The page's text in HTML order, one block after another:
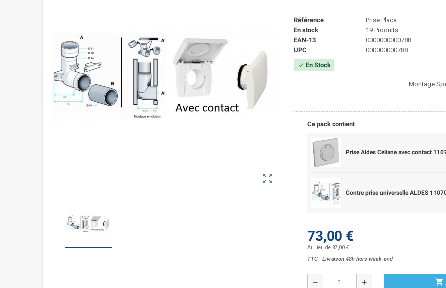
zoom_out_map
Référence
Prise Placa
En stock
19 Produits
EAN-13
0000000000788
UPC
000000000788
check En Stock
Montage
Ce pack contient
Prise Aldes Céliane avec contact
Contre prise universelle ALDES
73,00 €
Au lieu de 87,00 €
TTC
Livraison 48h hors week-end
remove add shopping_cart